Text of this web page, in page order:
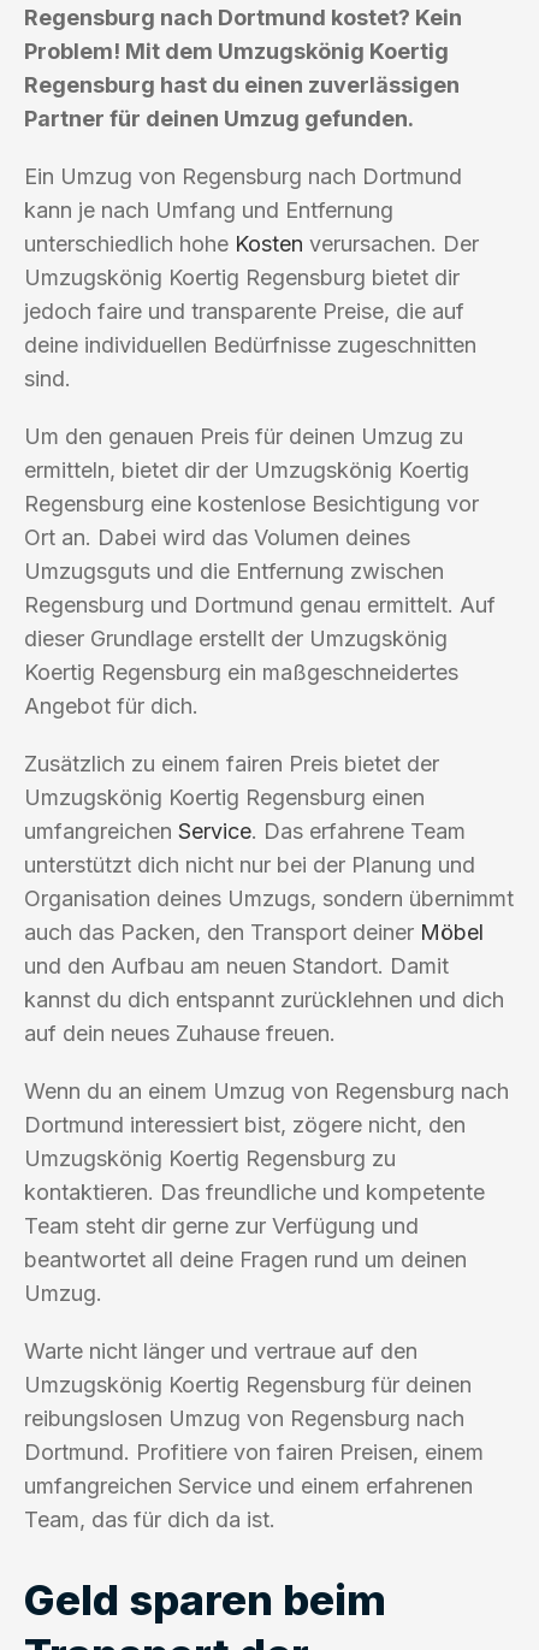
Regensburg nach Dortmund kostet? Kein
Problem! Mit dem Umzugskönig Koertig
Regensburg hast du einen zuverlässigen
Partner für deinen Umzug gefunden.
Ein Umzug von Regensburg nach Dortmund
kann je nach Umfang und Entfernung
unterschiedlich hohe Kosten verursachen. Der
Umzugskönig Koertig Regensburg bietet dir
jedoch faire und transparente Preise, die auf
deine individuellen Bedürfnisse zugeschnitten
sind.
Um den genauen Preis für deinen Umzug zu
ermitteln, bietet dir der Umzugskönig Koertig
Regensburg eine kostenlose Besichtigung vor
Ort an. Dabei wird das Volumen deines
Umzugsguts und die Entfernung zwischen
Regensburg und Dortmund genau ermittelt. Auf
dieser Grundlage erstellt der Umzugskönig
Koertig Regensburg ein maßgeschneidertes
Angebot für dich.
Zusätzlich zu einem fairen Preis bietet der
Umzugskönig Koertig Regensburg einen
umfangreichen Service. Das erfahrene Team
unterstützt dich nicht nur bei der Planung und
Organisation deines Umzugs, sondern übernimmt
auch das Packen, den Transport deiner Möbel
und den Aufbau am neuen Standort. Damit
kannst du dich entspannt zurücklehnen und dich
auf dein neues Zuhause freuen.
Wenn du an einem Umzug von Regensburg nach
Dortmund interessiert bist, zögere nicht, den
Umzugskönig Koertig Regensburg zu
kontaktieren. Das freundliche und kompetente
Team steht dir gerne zur Verfügung und
beantwortet all deine Fragen rund um deinen
Umzug.
Warte nicht länger und vertraue auf den
Umzugskönig Koertig Regensburg für deinen
reibungslosen Umzug von Regensburg nach
Dortmund. Profitiere von fairen Preisen, einem
umfangreichen Service und einem erfahrenen
Team, das für dich da ist.
Geld sparen beim